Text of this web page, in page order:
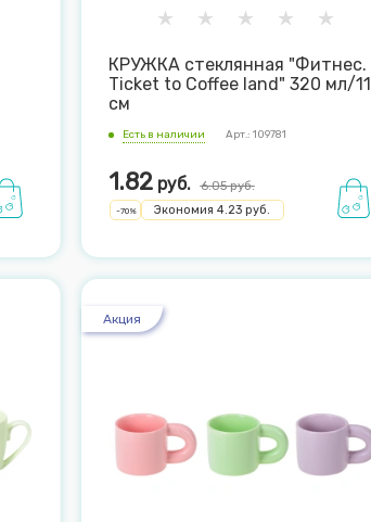
КРУЖКА стеклянная "Фитнес.
Ticket to Coffee land" 320 мл/11
см
Есть в наличии Арт.: 109781
1.82руб. 6.05руб.
-70% Экономия 4.23руб.
Акция